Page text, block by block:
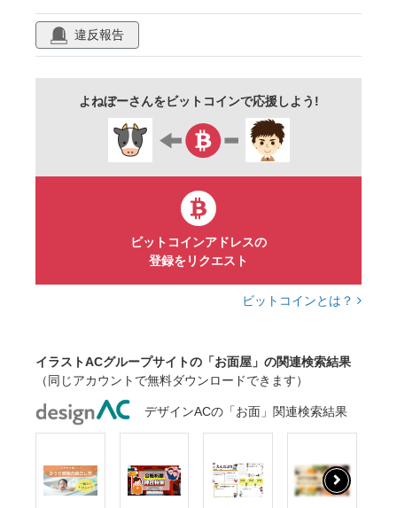
お化け 行事
夜店 花火大会
日本
違反報告
よねぼーさんをビットコインで応援しよう!
ビットコインアドレスの
登録をリクエスト
ビットコインとは？
イラストACグループサイトの「お面屋」の関連検索結果
（同じアカウントで無料ダウンロードできます）
デザインACの「お面」関連検索結果